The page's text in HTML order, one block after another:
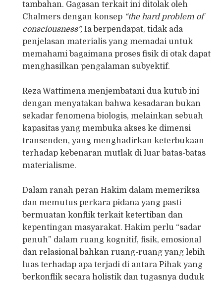
tambahan. Gagasan terkait ini ditolak oleh
Chalmers dengan konsep “the hard problem of
consciousness”, Ia berpendapat, tidak ada
penjelasan materialis yang memadai untuk
memahami bagaimana proses fisik di otak dapat
menghasilkan pengalaman subyektif.
Reza Wattimena menjembatani dua kutub ini
dengan menyatakan bahwa kesadaran bukan
sekadar fenomena biologis, melainkan sebuah
kapasitas yang membuka akses ke dimensi
transenden, yang menghadirkan keterbukaan
terhadap kebenaran mutlak di luar batas-batas
materialisme.
Dalam ranah peran Hakim dalam memeriksa
dan memutus perkara pidana yang pasti
bermuatan konflik terkait ketertiban dan
kepentingan masyarakat. Hakim perlu “sadar
penuh” dalam ruang kognitif, fisik, emosional
dan relasional bahkan ruang-ruang yang lebih
luas terhadap apa terjadi di antara Pihak yang
berkonflik secara holistik dan tugasnya duduk